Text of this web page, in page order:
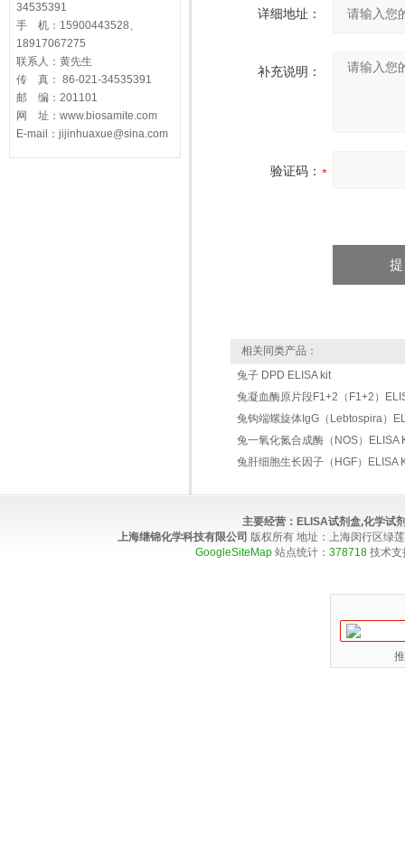
34535391
手 机：15900443528、
18917067275
联系人：黄先生
传 真： 86-021-34535391
邮 编：201101
网 址：www.biosamite.com
E-mail：jijinhuaxue@sina.com
详细地址：
补充说明：
验证码：
相关同类产品：
兔子 DPD ELISA kit
兔凝血酶原片段F1+2（F1+2）
兔钩端螺旋体IgG（Lebtospira）
兔一氧化氮合成酶（NOS）ELISA
兔肝细胞生长因子（HGF）ELISA
主要经营： ELISA试剂盒,化学试
上海继锦化学科技有限公司 版权所有 地址：上海闵行区绿
GoogleSiteMap 站点统计： 378718 技术支